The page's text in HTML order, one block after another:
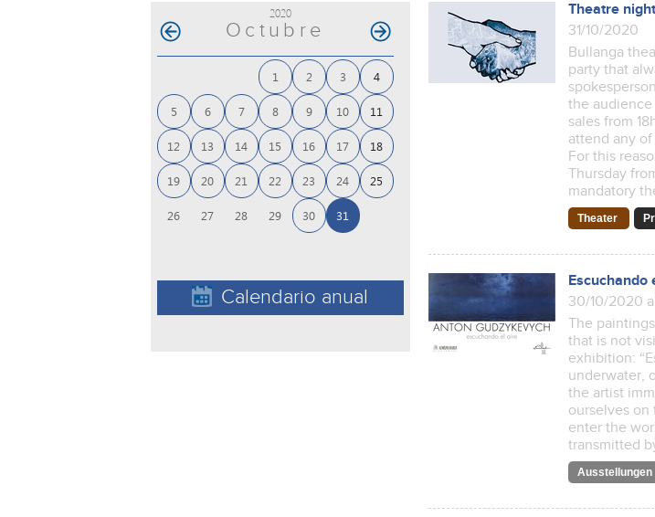
2020
Octubre
1 2 3 4
5 6 7 8 9 10 11
12 13 14 15 16 17 18
19 20 21 22 23 24 25
26 27 28 29 30 31
Calendario anual
Theatre
31/10/2020
Bullanga
party that
the
sales from
attend any
For this
Thursday
mandatory
Theater
Escuchando
30/10/2020
The
that is not
exhibition:
underwater,
the artist
ourselves
enter the
transmitted
Ausstellungen